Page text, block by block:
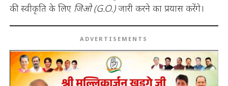
की स्वीकृति के लिए जिओ (G.O.)जारी करने का प्रयास करेंगे।
ADVERTISEMENTS